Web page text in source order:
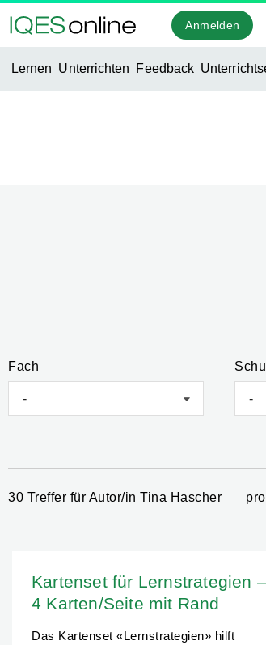
Anmelden
Lernen Unterrichten Feedback
Fach
- -
30 Treffer für Autor/in Tina Hascher
Kartenset für Lernstrategien –
4 Karten/Seite mit Rand
Das Kartenset «Lernstrategien» hilft